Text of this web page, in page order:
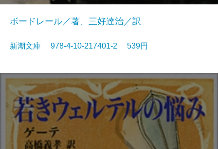
ボードレール／著、三好達治／訳
新潮文庫 978-4-10-217401-2 539円